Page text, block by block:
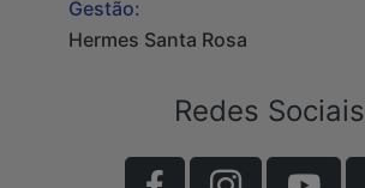
Gestão:
Hermes Santa Rosa
Redes Sociais